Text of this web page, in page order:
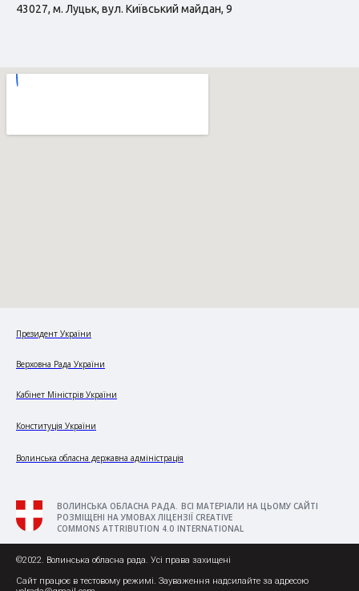
43027, м. Луцьк, вул. Київський майдан, 9
Президент України
Верховна Рада України
Кабінет Міністрів України
Конституція України
Волинська обласна державна адміністрація
ВОЛИНСЬКА ОБЛАСНА РАДА. ВСІ МАТЕРІАЛИ НА ЦЬОМУ САЙТІ
РОЗМІЩЕНІ НА УМОВАХ ЛІЦЕНЗІЇ CREATIVE
COMMONS ATTRIBUTION 4.0 INTERNATIONAL
©2022. Волинська обласна рада. Усі права захищені
Сайт працює в тестовому режимі. Зауваження надсилайте за адресою